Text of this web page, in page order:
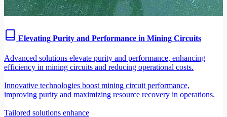
Elevating Purity and Performance in Mining Circuits
Advanced solutions elevate purity and performance, enhancing
efficiency in mining circuits and reducing operational costs.
Innovative technologies boost mining circuit performance,
improving purity and maximizing resource recovery in operations.
Tailored solutions enhance